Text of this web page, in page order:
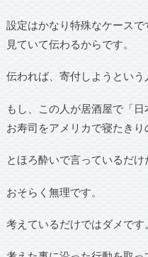
設定はかなり特殊なケース
見ていて伝わるからです。
伝われば、寄付しようという
もし、この人が居酒屋で「
お寿司をアメリカで寝たきり
とほろ酔いで言っているだけ
おそらく無理です。
考えているだけではダメです。